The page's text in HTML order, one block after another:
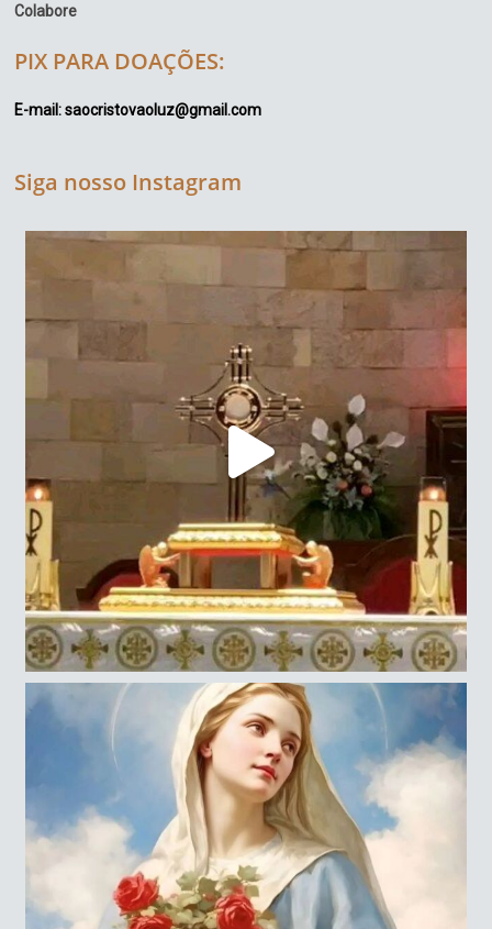
Colabore
PIX PARA DOAÇÕES:
E-mail: saocristovaoluz@gmail.com
Siga nosso Instagram